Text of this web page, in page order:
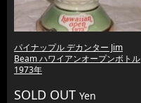
パイナップル デカンター Jim
Beam ハワイアンオープンボトル
1973年
SOLD OUT Yen